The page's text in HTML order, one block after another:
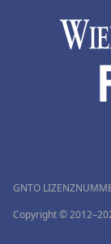
GNTO
Copyright ©